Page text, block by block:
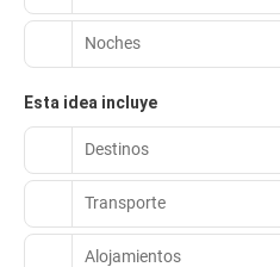
Noches
Esta idea incluye
Destinos
Transporte
Alojamientos